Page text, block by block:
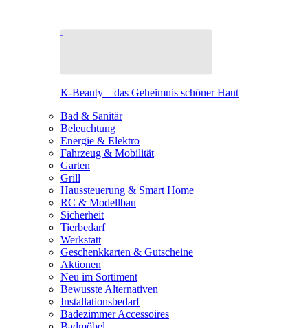
K-Beauty – das Geheimnis schöner Haut
Bad & Sanitär
Beleuchtung
Energie & Elektro
Fahrzeug & Mobilität
Garten
Grill
Haussteuerung & Smart Home
RC & Modellbau
Sicherheit
Tierbedarf
Werkstatt
Geschenkkarten & Gutscheine
Aktionen
Neu im Sortiment
Bewusste Alternativen
Installationsbedarf
Badezimmer Accessoires